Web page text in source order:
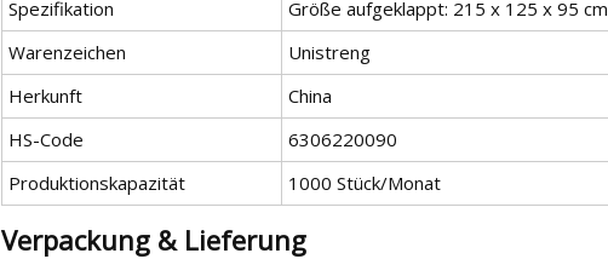
Spezifikation
Größe aufgeklappt: 215 x 125 x 95 cm
Warenzeichen
Unistreng
Herkunft
China
HS-Code
6306220090
Produktionskapazität
1000 Stück/Monat
Verpackung & Lieferung